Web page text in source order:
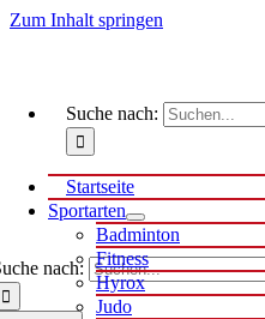
Zum Inhalt springen
nach:
Startseite
Sportarten
Badminton
Fitness
Hyrox
Judo
Suche nach: